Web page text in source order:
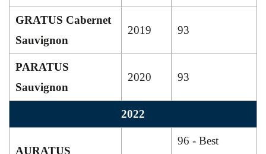
GRATUS Cabernet
Sauvignon
2019 93
PARATUS
Sauvignon
2020 93
2022
AURATUS
96 - Best